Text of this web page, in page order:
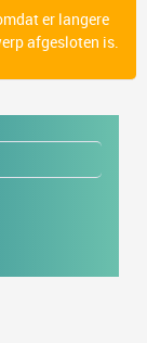
er langere
afgesloten is.